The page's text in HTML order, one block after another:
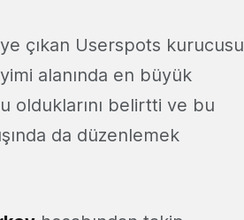
çıkan Userspots kurucusu
alanında en büyük
olduklarını belirtti ve bu
da düzenlemek